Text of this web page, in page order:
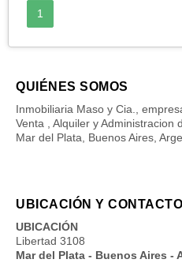
1
QUIÉNES SOMOS
Inmobiliaria Maso y Cia.,
Venta , Alquiler y Administracion
Mar del Plata, Buenos Aires,
UBICACIÓN Y CONTACTO
UBICACIÓN
Libertad 3108
Mar del Plata - Buenos Aires -